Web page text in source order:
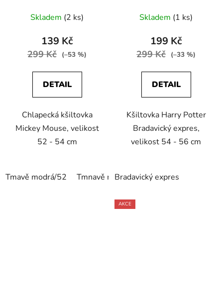
Skladem (2 ks)
139 Kč
299 Kč (–53 %)
DETAIL
Chlapecká kšiltovka
Mickey Mouse, velikost
52 - 54 cm
Tmavě modrá/52 Tmnavě modrá/56 Světle modrá/52
Skladem (1 ks)
199 Kč
299 Kč (–33 %)
DETAIL
Kšiltovka Harry Potter
Bradavický expres,
velikost 54 - 56 cm
Bradavický expres
AKCE